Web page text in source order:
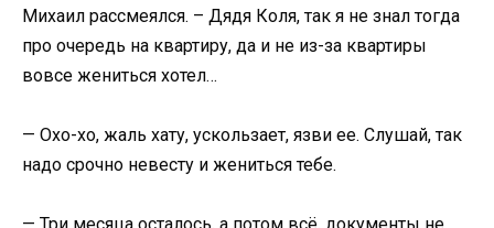
Михаил рассмеялся. – Дядя Коля, так я не знал тогда
про очередь на квартиру, да и не из-за квартиры
вовсе жениться хотел…
— Охо-хо, жаль хату, ускользает, язви ее. Слушай, так
надо срочно невесту и жениться тебе.